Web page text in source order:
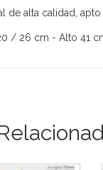
de alta calidad, apto
/ 26 cm - Alto 41